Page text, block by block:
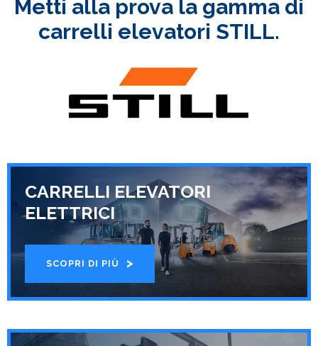
Metti alla prova la gamma di
carrelli elevatori STILL.
CARRELLI ELEVATORI
ELETTRICI
SCOPRI DI PIÙ